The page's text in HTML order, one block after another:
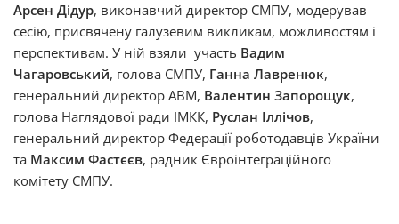
Арсен Дідур, виконавчий директор СМПУ, модерував
сесію, присвячену галузевим викликам, можливостям і
перспективам. У ній взяли участь Вадим
Чагаровський, голова СМПУ, Ганна Лавренюк,
генеральний директор АВМ, Валентин Запорощук,
голова Наглядової ради ІМКК, Руслан Іллічов,
генеральний директор Федерації роботодавців України
та Максим Фастєєв, радник Євроінтеграційного
комітету СМПУ.